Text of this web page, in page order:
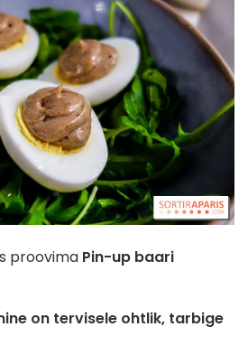
proovima Pin-up baari
on tervisele ohtlik, tarbige